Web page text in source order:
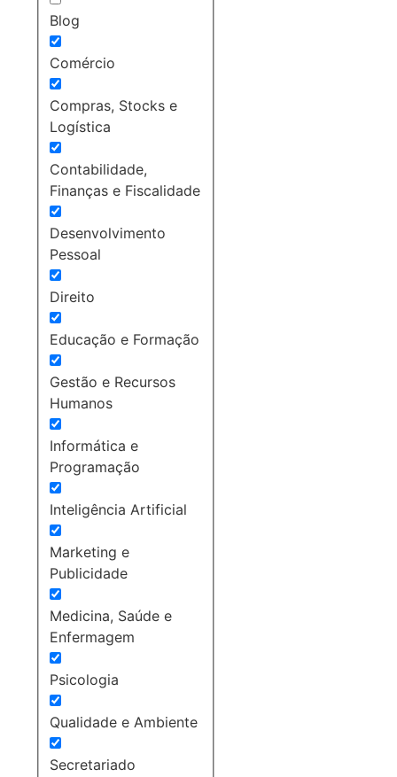
Blog
Comércio
Compras, Stocks e
Logística
Contabilidade,
Finanças e Fiscalidade
Desenvolvimento
Pessoal
Direito
Educação e Formação
Gestão e Recursos
Humanos
Informática e
Programação
Inteligência Artificial
Marketing e
Publicidade
Medicina, Saúde e
Enfermagem
Psicologia
Qualidade e Ambiente
Secretariado